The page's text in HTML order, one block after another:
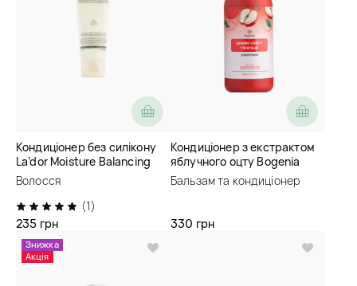
Кондиціонер без силікону
La’dor Moisture Balancing
Conditioner
Волосся
(1)
235 грн
Кондиціонер з екстрактом
яблучного оцту Bogenia
Apple Cider Vinegar
Conditioner
Бальзам та кондиціонер
330 грн
Знижка
Акція